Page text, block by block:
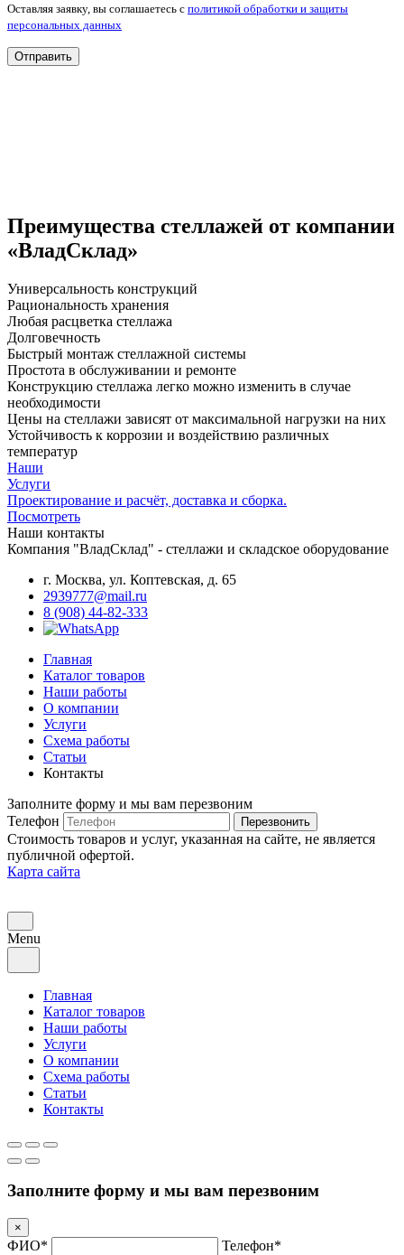
Оставляя заявку, вы соглашаетесь с политикой обработки и защиты
персональных данных
Отправить
Преимущества стеллажей от компании
«ВладСклад»
Универсальность конструкций
Рациональность хранения
Любая расцветка стеллажа
Долговечность
Быстрый монтаж стеллажной системы
Простота в обслуживании и ремонте
Конструкцию стеллажа легко можно изменить в случае
необходимости
Цены на стеллажи зависят от максимальной нагрузки на них
Устойчивость к коррозии и воздействию различных
температур
Наши
Услуги
Проектирование и расчёт, доставка и сборка.
Посмотреть
Наши контакты
Компания "ВладСклад" - стеллажи и складское оборудование
г. Москва, ул. Коптевская, д. 65
2939777@mail.ru
8 (908) 44-82-333
Главная
Каталог товаров
Наши работы
О компании
Услуги
Схема работы
Статьи
Контакты
Заполните форму и мы вам перезвоним
Телефон
Перезвонить
Стоимость товаров и услуг, указанная на сайте, не является
публичной офертой.
Карта сайта
Menu
Главная
Каталог товаров
Наши работы
Услуги
О компании
Схема работы
Статьи
Контакты
Заполните форму и мы вам перезвоним
×
ФИО* Телефон*